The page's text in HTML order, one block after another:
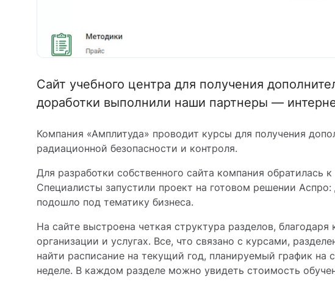
Сайт учебного центра для получения
доработки выполнили наши партнеры —
Компания «Амплитуда» проводит курсы для получения
радиационной безопасности и контроля.
Для разработки собственного сайта компания обратилась
Специалисты запустили проект на готовом решении
подошло под тематику бизнеса.
На сайте выстроена четкая структура разделов,
организации и услугах. Все, что связано с курсами,
найти расписание на текущий год, планируемый график
неделе. В каждом разделе можно увидеть стоимость